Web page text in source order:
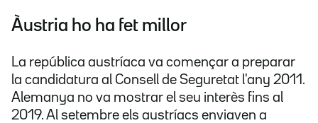
Àustria ho ha fet millor
La república austríaca va començar a preparar
la candidatura al Consell de Seguretat l'any 2011.
Alemanya no va mostrar el seu interès fins al
2019. Al setembre els austríacs enviaven a